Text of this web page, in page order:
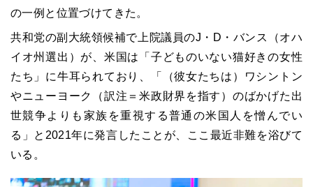
の一例と位置づけてきた。
共和党の副大統領候補で上院議員のJ・D・バンス（オハ
イオ州選出）が、米国は「子どものいない猫好きの女性
たち」に牛耳られており、「（彼女たちは）ワシントン
やニューヨーク（訳注＝米政財界を指す）のばかげた出
世競争よりも家族を重視する普通の米国人を憎んでい
る」と2021年に発言したことが、ここ最近非難を浴びて
いる。